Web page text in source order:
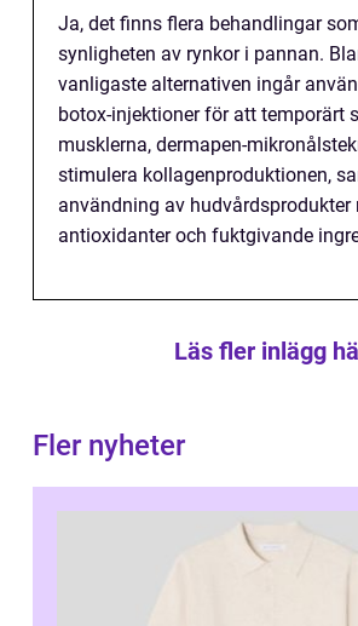
Ja, det finns flera behandlingar
synligheten av rynkor i pannan.
vanligaste alternativen ingår
botox-injektioner för att temporärt
musklerna, dermapen-
stimulera kollagenproduktionen,
användning av hudvårdsprodukter
antioxidanter och fuktgivande
Läs fler inlägg
Fler nyheter